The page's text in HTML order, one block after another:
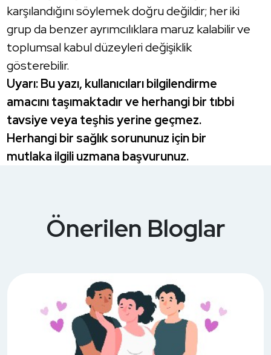
karşılandığını söylemek doğru değildir; her iki
grup da benzer ayrımcılıklara maruz kalabilir ve
toplumsal kabul düzeyleri değişiklik
gösterebilir.
Uyarı: Bu yazı, kullanıcıları bilgilendirme
amacını taşımaktadır ve herhangi bir tıbbi
tavsiye veya teşhis yerine geçmez.
Herhangi bir sağlık sorununuz için bir
mutlaka ilgili uzmana başvurunuz.
Önerilen Bloglar